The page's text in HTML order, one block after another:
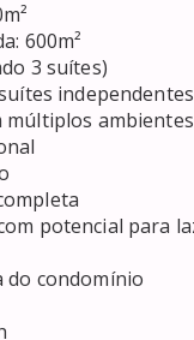
600m²
3 suítes)
independentes
múltiplos ambientes
potencial para
condomínio